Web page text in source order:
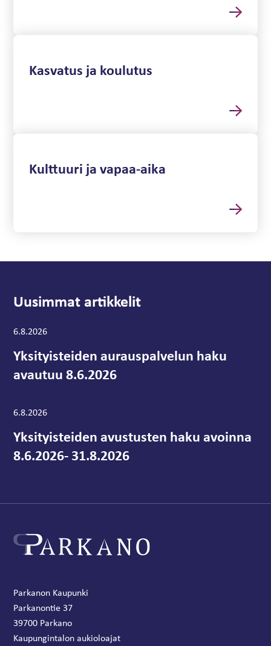
Kasvatus ja koulutus
Kulttuuri ja vapaa-aika
Uusimmat artikkelit
Artikkeli luotu:
6.8.2026
Yksityisteiden aurauspalvelun haku
avautuu 8.6.2026
Artikkeli luotu:
6.8.2026
Yksityisteiden avustusten haku avoinna
8.6.2026- 31.8.2026
Parkanon Kaupunki
Parkanontie 37
39700 Parkano
Kaupungintalon aukioloajat